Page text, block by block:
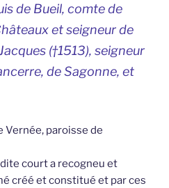
de Bueil, comte de
et seigneur de
(†1513), seigneur
de Sagonne, et
Vernée, paroisse de
court a recogneu et
créé et constitué et par ces